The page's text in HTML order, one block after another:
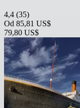
4,4 (35)
Od 85,81 US$
79,80 US$